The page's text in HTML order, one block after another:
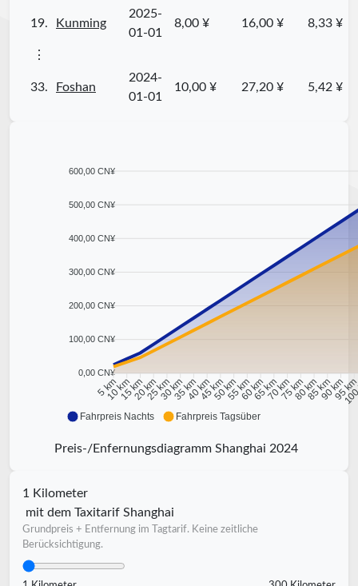
19. Kunming
2025-
01-01
8,00 ¥ 16,00 ¥ 8,33 ¥
⋮
33. Foshan
2024-
01-01
10,00 ¥ 27,20 ¥ 5,42 ¥
600,00 CN¥
500,00 CN¥
400,00 CN¥
300,00 CN¥
200,00 CN¥
100,00 CN¥
0,00 CN¥
5 km
10 km15 km20 km25 km30 km35 km40 km45 km50 km55 km60 km65 km70 km75 km80 km85 km90 km
95
Fahrpreis Nachts Fahrpreis Tagsüber
Preis-/Enfernungsdiagramm Shanghai 2024
1 Kilometer
mit dem Taxitarif Shanghai
Grundpreis + Entfernung im Tagtarif. Keine zeitliche
Berücksichtigung.